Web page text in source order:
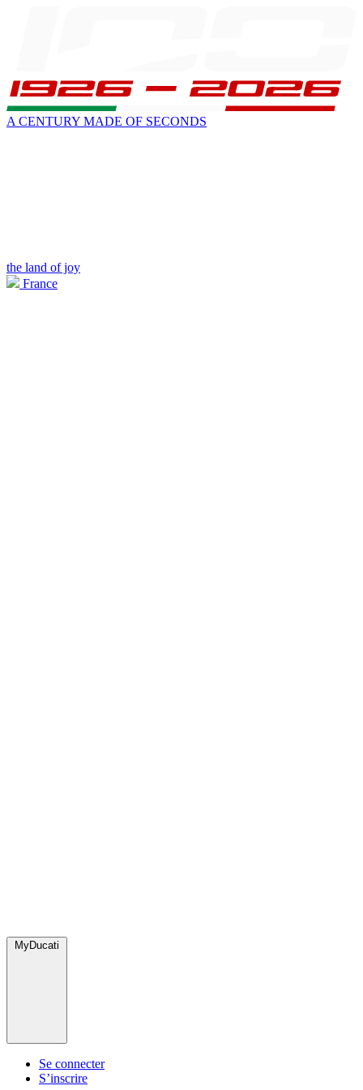
A CENTURY MADE OF SECONDS
the land of joy
France
MyDucati
Se connecter
S’inscrire